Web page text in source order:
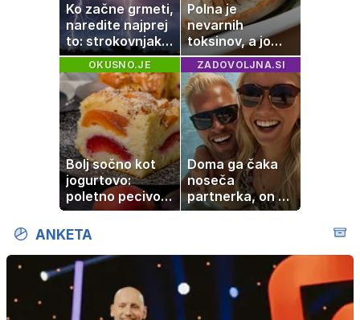
Ko začne grmeti,
naredite najprej
to: strokovnjaki
opozarjajo na
pogosto napako
Polna je
nevarnih
toksinov, a jo
imamo vsi radi:
to je najbolj
nezdrava riba, ki
jo mnogi redno
uživajo
OKUSNO.JE
Bolj sočno kot
jogurtovo:
poletno pecivo,
ki vedno uspe
ZADOVOLJNA.SI
Doma ga čaka
noseča
partnerka, on pa
dopustuje z
ANKETA